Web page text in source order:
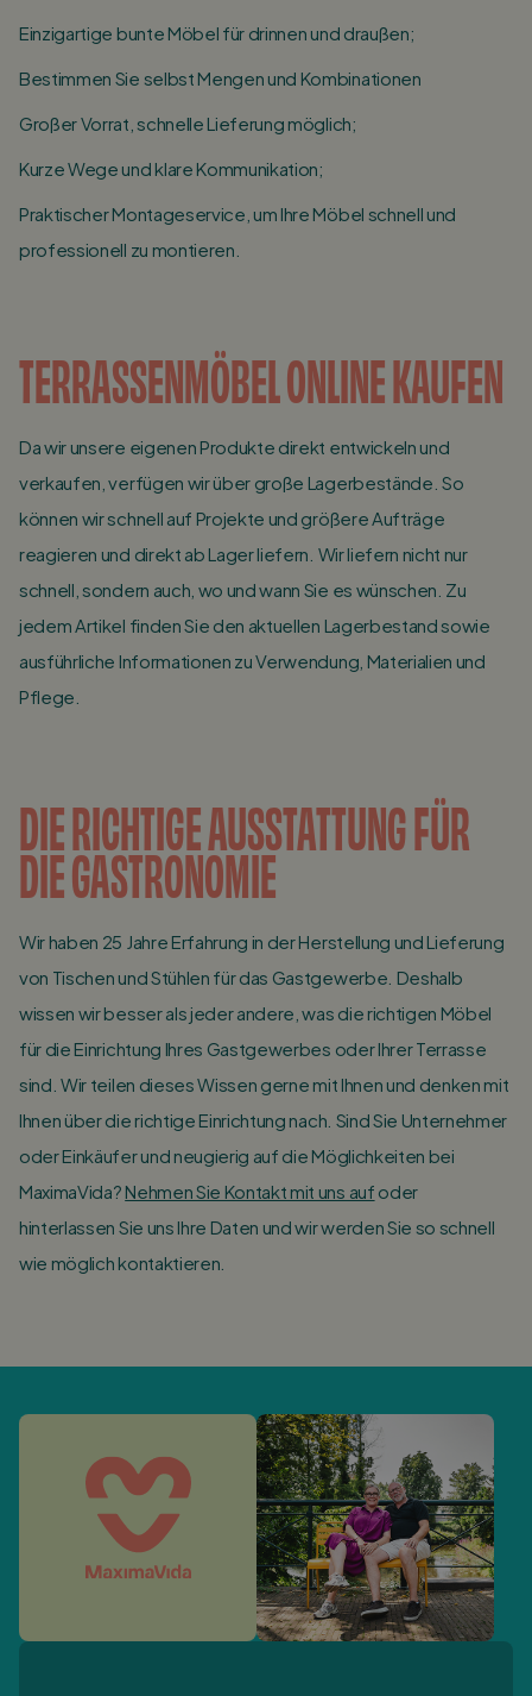
Einzigartige bunte Möbel für drinnen und draußen;
Bestimmen Sie selbst Mengen und Kombinationen
Großer Vorrat, schnelle Lieferung möglich;
Kurze Wege und klare Kommunikation;
Praktischer Montageservice, um Ihre Möbel schnell und
professionell zu montieren.
TERRASSENMÖBEL ONLINE KAUFEN
Da wir unsere eigenen Produkte direkt entwickeln und
verkaufen, verfügen wir über große Lagerbestände. So
können wir schnell auf Projekte und größere Aufträge
reagieren und direkt ab Lager liefern. Wir liefern nicht nur
schnell, sondern auch, wo und wann Sie es wünschen. Zu
jedem Artikel finden Sie den aktuellen Lagerbestand sowie
ausführliche Informationen zu Verwendung, Materialien und
Pflege.
DIE RICHTIGE AUSSTATTUNG FÜR
DIE GASTRONOMIE
Wir haben 25 Jahre Erfahrung in der Herstellung und Lieferung
von Tischen und Stühlen für das Gastgewerbe. Deshalb
wissen wir besser als jeder andere, was die richtigen Möbel
für die Einrichtung Ihres Gastgewerbes oder Ihrer Terrasse
sind. Wir teilen dieses Wissen gerne mit Ihnen und denken mit
Ihnen über die richtige Einrichtung nach. Sind Sie Unternehmer
oder Einkäufer und neugierig auf die Möglichkeiten bei
MaximaVida? Nehmen Sie Kontakt mit uns auf oder
hinterlassen Sie uns Ihre Daten und wir werden Sie so schnell
wie möglich kontaktieren.